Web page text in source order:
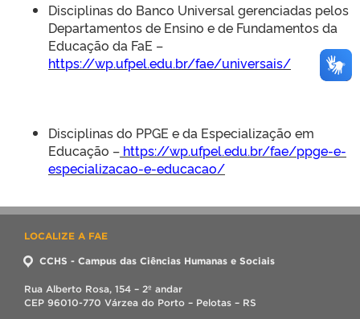
Disciplinas do Banco Universal gerenciadas pelos
Departamentos de Ensino e de Fundamentos da
Educação da FaE –
https://wp.ufpel.edu.br/fae/universais/
Disciplinas do PPGE e da Especialização em
Educação – https://wp.ufpel.edu.br/fae/ppge-e-
especializacao-e-educacao/
LOCALIZE A FAE
CCHS - Campus das Ciências Humanas e Sociais
Rua Alberto Rosa, 154 – 2º andar
CEP 96010-770 Várzea do Porto – Pelotas – RS